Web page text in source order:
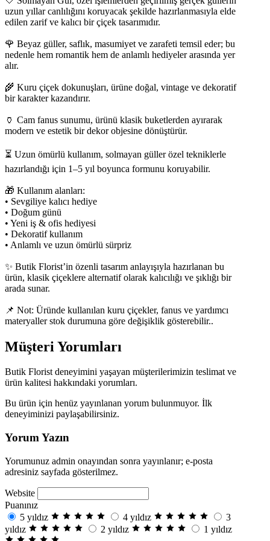
uzun yıllar canlılığını koruyacak şekilde hazırlanmasıyla elde
edilen zarif ve kalıcı bir çiçek tasarımıdır.
🌹 Beyaz güller, saflık, masumiyet ve zarafeti temsil eder; bu
nedenle hem romantik hem de anlamlı hediyeler arasında yer
alır.
🌾 Kuru çiçek dokunuşları, ürüne doğal, vintage ve dekoratif
bir karakter kazandırır.
🏺 Cam fanus sunumu, ürünü klasik buketlerden ayırarak
modern ve estetik bir dekor objesine dönüştürür.
⏳ Uzun ömürlü kullanım, solmayan güller özel tekniklerle
hazırlandığı için 1–5 yıl boyunca formunu koruyabilir.
🎁 Kullanım alanları:
• Sevgiliye kalıcı hediye
• Doğum günü
• Yeni iş & ofis hediyesi
• Dekoratif kullanım
• Anlamlı ve uzun ömürlü sürpriz
✨ Butik Florist’in özenli tasarım anlayışıyla hazırlanan bu
ürün, klasik çiçeklere alternatif olarak kalıcılığı ve şıklığı bir
arada sunar.
📌 Not: Üründe kullanılan kuru çiçekler, fanus ve yardımcı
materyaller stok durumuna göre değişiklik gösterebilir..
Müşteri Yorumları
Butik Florist deneyimini yaşayan müşterilerimizin teslimat ve
ürün kalitesi hakkındaki yorumları.
Bu ürün için henüz yayınlanan yorum bulunmuyor. İlk
deneyiminizi paylaşabilirsiniz.
Yorum Yazın
Yorumunuz admin onayından sonra yayınlanır; e-posta
adresiniz sayfada gösterilmez.
Website
Puanınız
5 yıldız
4 yıldız
3
yıldız
2 yıldız 1 yıldız